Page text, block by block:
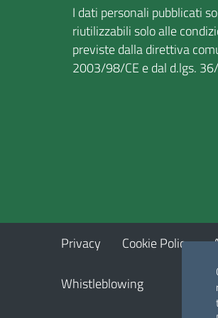
I dati personali pubblicati
riutilizzabili solo alle
previste dalla direttiva
2003/98/CE e dal d.lgs.
Privacy Cookie Policy
Whistleblowing